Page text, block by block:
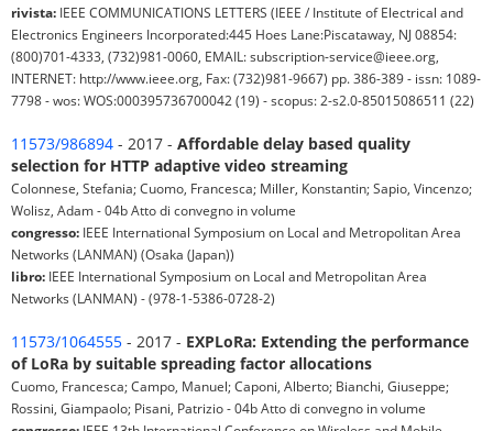
rivista: IEEE COMMUNICATIONS LETTERS (IEEE / Institute of Electrical and
Electronics Engineers Incorporated:445 Hoes Lane:Piscataway, NJ 08854:
(800)701-4333, (732)981-0060, EMAIL: subscription-service@ieee.org,
INTERNET: http://www.ieee.org, Fax: (732)981-9667) pp. 386-389 - issn: 1089-
7798 - wos: WOS:000395736700042 (19) - scopus: 2-s2.0-85015086511 (22)
11573/986894 - 2017 - Affordable delay based quality
selection for HTTP adaptive video streaming
Colonnese, Stefania; Cuomo, Francesca; Miller, Konstantin; Sapio, Vincenzo;
Wolisz, Adam - 04b Atto di convegno in volume
congresso: IEEE International Symposium on Local and Metropolitan Area
Networks (LANMAN) (Osaka (Japan))
libro: IEEE International Symposium on Local and Metropolitan Area
Networks (LANMAN) - (978-1-5386-0728-2)
11573/1064555 - 2017 - EXPLoRa: Extending the performance
of LoRa by suitable spreading factor allocations
Cuomo, Francesca; Campo, Manuel; Caponi, Alberto; Bianchi, Giuseppe;
Rossini, Giampaolo; Pisani, Patrizio - 04b Atto di convegno in volume